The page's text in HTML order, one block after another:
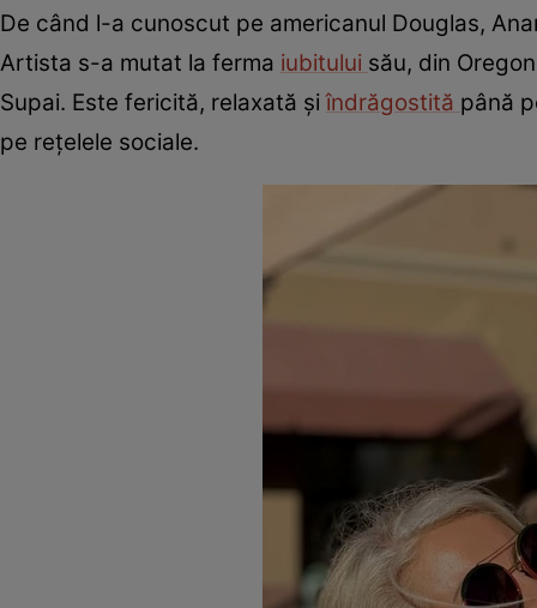
De când l-a cunoscut pe americanul Douglas,
Artista s-a mutat la ferma iubitului său, din
Supai. Este fericită, relaxată șiîndrăgostită până
pe rețelele sociale.